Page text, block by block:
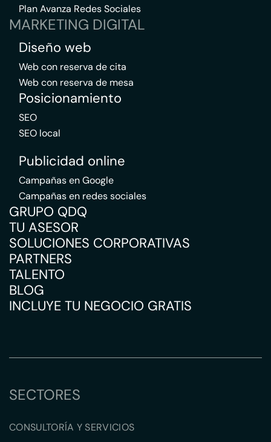
Plan Avanza Redes Sociales
MARKETING DIGITAL
Diseño web
Web con reserva de cita
Web con reserva de mesa
Posicionamiento
SEO
SEO local
Publicidad online
Campañas en Google
Campañas en redes sociales
GRUPO QDQ
TU ASESOR
SOLUCIONES CORPORATIVAS
PARTNERS
TALENTO
BLOG
INCLUYE TU NEGOCIO GRATIS
SECTORES
CONSULTORÍA Y SERVICIOS